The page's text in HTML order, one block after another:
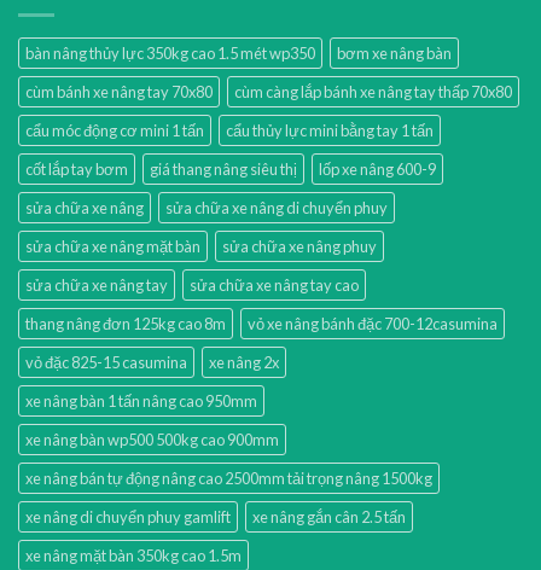
bàn nâng thủy lực 350kg cao 1.5 mét wp350
bơm xe nâng bàn
cùm bánh xe nâng tay 70x80
cùm càng lắp bánh xe nâng tay thấp 70x80
cẩu móc động cơ mini 1 tấn
cẩu thủy lực mini bằng tay 1 tấn
cốt lắp tay bơm
giá thang nâng siêu thị
lốp xe nâng 600-9
sửa chữa xe nâng
sửa chữa xe nâng di chuyển phuy
sửa chữa xe nâng mặt bàn
sửa chữa xe nâng phuy
sửa chữa xe nâng tay
sửa chữa xe nâng tay cao
thang nâng đơn 125kg cao 8m
vỏ xe nâng bánh đặc 700-12casumina
vỏ đặc 825-15 casumina
xe nâng 2x
xe nâng bàn 1 tấn nâng cao 950mm
xe nâng bàn wp500 500kg cao 900mm
xe nâng bán tự động nâng cao 2500mm tải trọng nâng 1500kg
xe nâng di chuyển phuy gamlift
xe nâng gắn cân 2.5 tấn
xe nâng mặt bàn 350kg cao 1.5m